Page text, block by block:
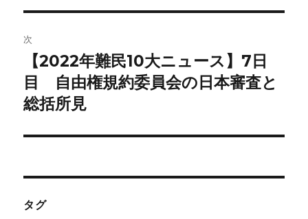
ゲ
ー
シ
ョ
ン
次
の
投
【2022年難民10大ニュース】7日
目 自由権規約委員会の日本審査と
総括所見
タグ